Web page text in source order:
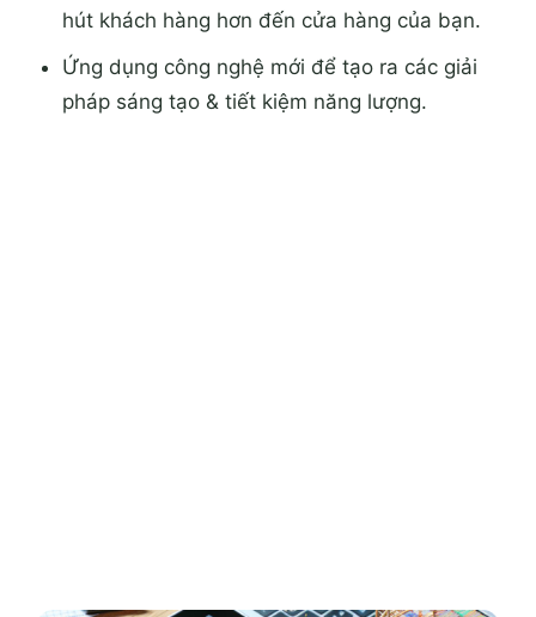
hút khách hàng hơn đến cửa hàng của bạn.
Ứng dụng công nghệ mới để tạo ra các giải
pháp sáng tạo & tiết kiệm năng lượng.